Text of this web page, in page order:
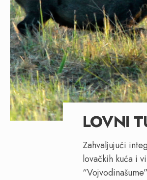
LOVNI
Zahvaljujući
lovačkih kuća i